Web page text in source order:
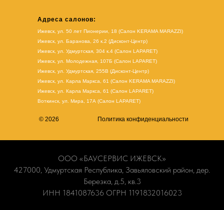
Адреса салонов:
Ижевск, ул. 50 лет Пионерии, 18 (Салон KERAMA MARAZZI)
Ижевск, ул. Баранова, 26 к.2 (Дисконт-Центр)
Ижевск, ул. Удмуртская, 304 к.4 (Салон LAPARET)
Ижевск, ул. Молодежная, 107Б (Салон LAPARET)
Ижевск, ул. Удмуртская, 255В (Дисконт-Центр)
Ижевск, ул. Карла Маркса, 61 (Салон KERAMA MARAZZI)
Ижевск, ул. Карла Маркса, 61 (Салон LAPARET)
Воткинск, ул. Мира, 17А (Салон LAPARET)
© 2026 Политика конфиденциальности
ООО «БАУСЕРВИС ИЖЕВСК»
427000, Удмуртская Республика, Завьяловский район, дер.
Березка, д.5, кв.3
ИНН 1841087636 ОГРН 1191832016023